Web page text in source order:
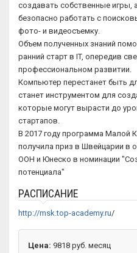
создавать собственные игры,
безопасно работать с
фото- и видеосъемку.
Объем полученных знаний
ранний старт в IT, опередив
профессиональном развитии.
Компьютер перестанет быть
станет инструментом для
которые могут вырасти до
стартапов.
В 2017 году программа Малой
получила приз в Швейцарии в
ООН и Юнеско в номинации
потенциала"
РАСПИСАНИЕ
http://msk.top-academy.ru/
Цена: 9818 руб. месяц